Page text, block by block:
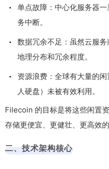
单点故障：中心化服务器
务中断。
数据冗余不足：虽然云服
地理分布和冗余程度。
资源浪费：全球有大量的
人硬盘）未被有效利用。
Filecoin 的目标是将这些闲置
存储更便宜、更健壮、更高效的
二、技术架构核心